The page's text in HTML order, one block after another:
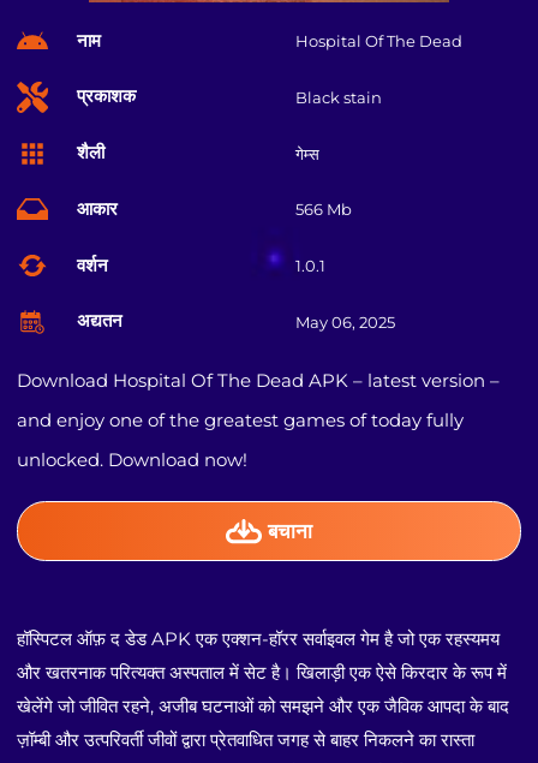
नाम Hospital Of The Dead
प्रकाशक Black stain
शैली गेम्स
आकार 566 Mb
वर्शन 1.0.1
अद्यतन May 06, 2025
Download Hospital Of The Dead APK – latest version –
and enjoy one of the greatest games of today fully
unlocked. Download now!
बचाना
हॉस्पिटल ऑफ़ द डेड APK एक एक्शन-हॉरर सर्वाइवल गेम है जो एक रहस्यमय
और खतरनाक परित्यक्त अस्पताल में सेट है। खिलाड़ी एक ऐसे किरदार के रूप में
खेलेंगे जो जीवित रहने, अजीब घटनाओं को समझने और एक जैविक आपदा के बाद
ज़ॉम्बी और उत्परिवर्ती जीवों द्वारा प्रेतवाधित जगह से बाहर निकलने का रास्ता